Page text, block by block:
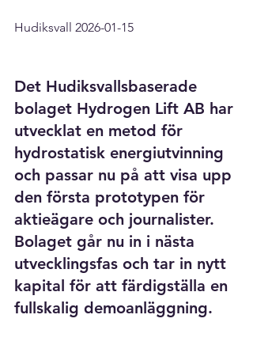
Hudiksvall 2026-01-15
Det Hudiksvallsbaserade
bolaget Hydrogen Lift AB har
utvecklat en metod för
hydrostatisk energiutvinning
och passar nu på att visa upp
den första prototypen för
aktieägare och journalister.
Bolaget går nu in i nästa
utvecklingsfas och tar in nytt
kapital för att färdigställa en
fullskalig demoanläggning.